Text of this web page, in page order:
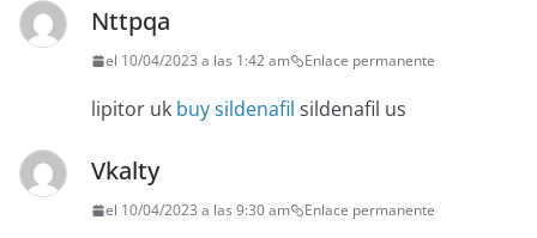
Nttpqa
el 10/04/2023 a las 1:42 am Enlace permanente
lipitor uk buy sildenafil sildenafil us
Vkalty
el 10/04/2023 a las 9:30 am Enlace permanente